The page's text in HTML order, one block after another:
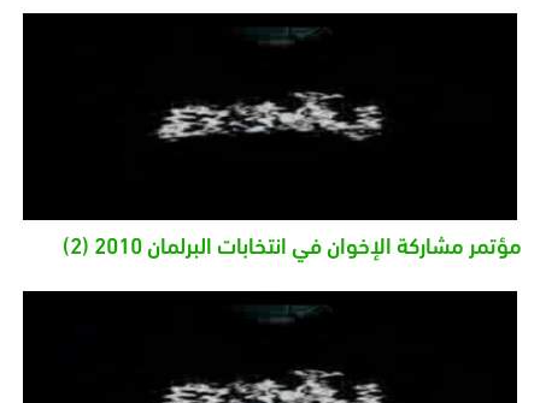
مؤتمر مشاركة الإخوان في انتخابات البرلمان 2010 (2)